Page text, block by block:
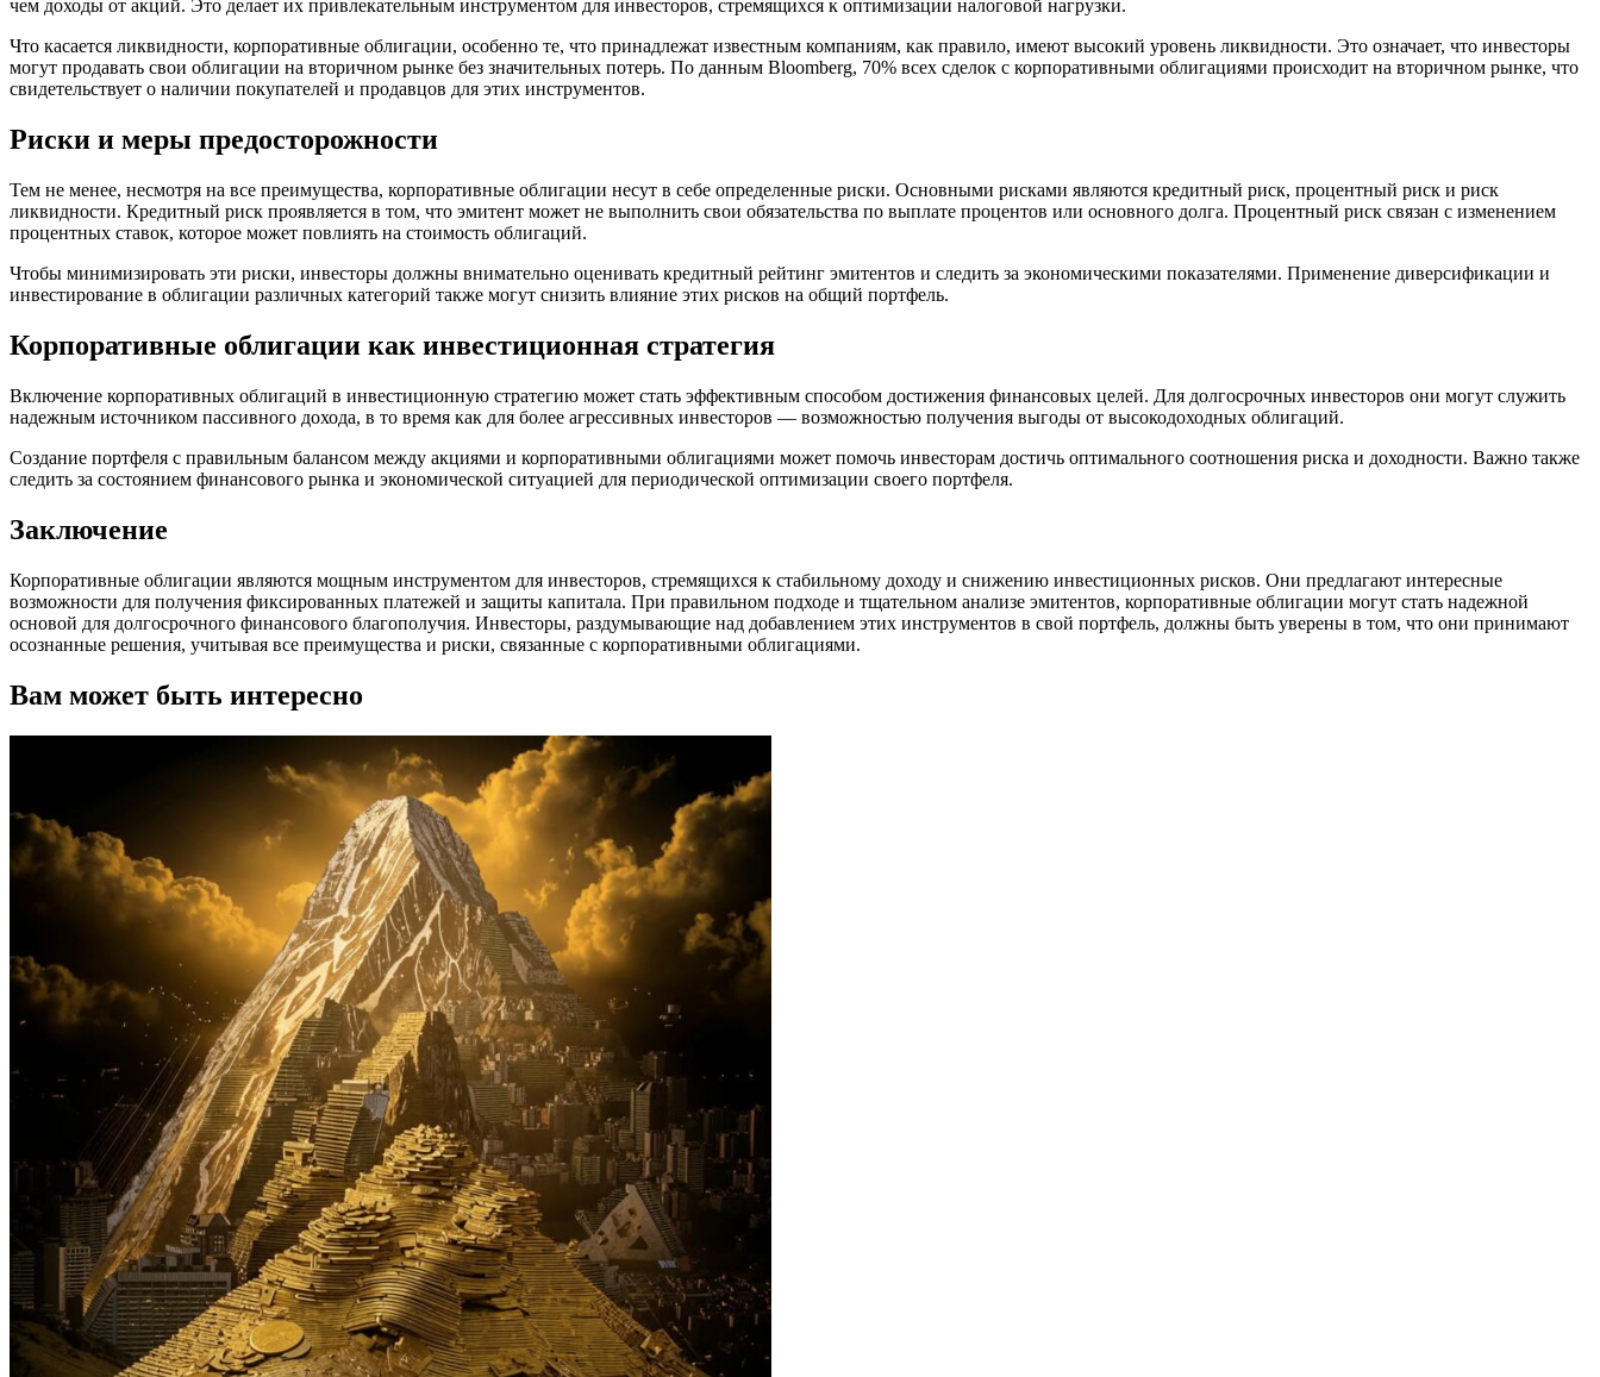
чем доходы от акций. Это делает их привлекательным инструментом для инвесторов, стремящихся к оптимизации налоговой нагрузки.
Что касается ликвидности, корпоративные облигации, особенно те, что принадлежат известным компаниям, как правило, имеют высокий уровень ликвидности. Это означает, что инвесторы
могут продавать свои облигации на вторичном рынке без значительных потерь. По данным Bloomberg, 70% всех сделок с корпоративными облигациями происходит на вторичном рынке, что
свидетельствует о наличии покупателей и продавцов для этих инструментов.
Риски и меры предосторожности
Тем не менее, несмотря на все преимущества, корпоративные облигации несут в себе определенные риски. Основными рисками являются кредитный риск, процентный риск и риск
ликвидности. Кредитный риск проявляется в том, что эмитент может не выполнить свои обязательства по выплате процентов или основного долга. Процентный риск связан с изменением
процентных ставок, которое может повлиять на стоимость облигаций.
Чтобы минимизировать эти риски, инвесторы должны внимательно оценивать кредитный рейтинг эмитентов и следить за экономическими показателями. Применение диверсификации и
инвестирование в облигации различных категорий также могут снизить влияние этих рисков на общий портфель.
Корпоративные облигации как инвестиционная стратегия
Включение корпоративных облигаций в инвестиционную стратегию может стать эффективным способом достижения финансовых целей. Для долгосрочных инвесторов они могут служить
надежным источником пассивного дохода, в то время как для более агрессивных инвесторов — возможностью получения выгоды от высокодоходных облигаций.
Создание портфеля с правильным балансом между акциями и корпоративными облигациями может помочь инвесторам достичь оптимального соотношения риска и доходности. Важно также
следить за состоянием финансового рынка и экономической ситуацией для периодической оптимизации своего портфеля.
Заключение
Корпоративные облигации являются мощным инструментом для инвесторов, стремящихся к стабильному доходу и снижению инвестиционных рисков. Они предлагают интересные
возможности для получения фиксированных платежей и защиты капитала. При правильном подходе и тщательном анализе эмитентов, корпоративные облигации могут стать надежной
основой для долгосрочного финансового благополучия. Инвесторы, раздумывающие над добавлением этих инструментов в свой портфель, должны быть уверены в том, что они принимают
осознанные решения, учитывая все преимущества и риски, связанные с корпоративными облигациями.
Вам может быть интересно